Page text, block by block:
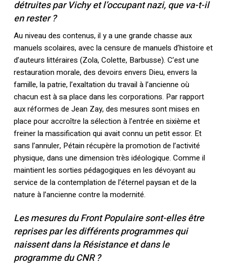
Votre panier est vide.
Retourner à la
librairie
détruites par Vichy et l’occupant nazi, que va-t-il
en rester ?
Au niveau des contenus, il y a une grande chasse aux
manuels scolaires, avec la censure de manuels d’histoire et
d’auteurs littéraires (Zola, Colette, Barbusse). C’est une
restauration morale, des devoirs envers Dieu, envers la
famille, la patrie, l’exaltation du travail à l’ancienne où
chacun est à sa place dans les corporations. Par rapport
aux réformes de Jean Zay, des mesures sont mises en
place pour accroître la sélection à l’entrée en sixième et
freiner la massification qui avait connu un petit essor. Et
sans l’annuler, Pétain récupère la promotion de l’activité
physique, dans une dimension très idéologique. Comme il
maintient les sorties pédagogiques en les dévoyant au
service de la contemplation de l’éternel paysan et de la
nature à l’ancienne contre la modernité.
Les mesures du Front Populaire sont-elles être
reprises par les différents programmes qui
naissent dans la Résistance et dans le
programme du CNR ?